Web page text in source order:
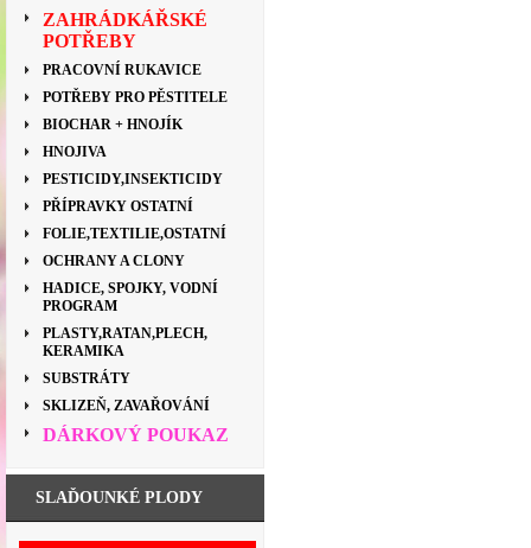
ZAHRÁDKÁŘSKÉ
POTŘEBY
PRACOVNÍ RUKAVICE
POTŘEBY PRO PĚSTITELE
BIOCHAR + HNOJÍK
HNOJIVA
PESTICIDY,INSEKTICIDY
PŘÍPRAVKY OSTATNÍ
FOLIE,TEXTILIE,OSTATNÍ
OCHRANY A CLONY
HADICE, SPOJKY, VODNÍ
PROGRAM
PLASTY,RATAN,PLECH,
KERAMIKA
SUBSTRÁTY
SKLIZEŇ, ZAVAŘOVÁNÍ
DÁRKOVÝ POUKAZ
SLAĎOUNKÉ PLODY